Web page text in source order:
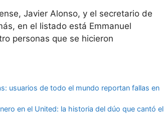
Javier Alonso, y el secretario de
en el listado está Emmanuel
personas que se hicieron
usuarios de todo el mundo reportan fallas en
en el United: la historia del dúo que cantó el